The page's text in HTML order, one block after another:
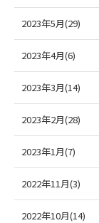
2023年5月(29)
2023年4月(6)
2023年3月(14)
2023年2月(28)
2023年1月(7)
2022年11月(3)
2022年10月(14)